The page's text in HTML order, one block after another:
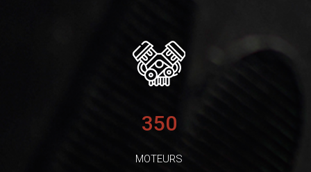
350
MOTEURS